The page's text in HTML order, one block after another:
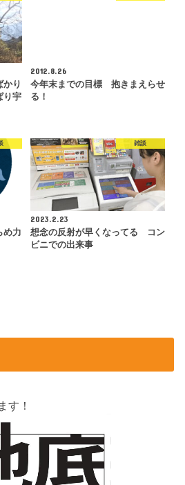
かり
り宇
2012.8.26
今年末までの目標 抱きまえらせ
る！
め力
雑談
2023.2.23
想念の反射が早くなってる コン
ビニでの出来事
す！